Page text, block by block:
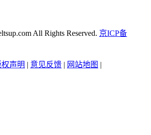
All Rights Reserved. 京ICP备
权声明 | 意见反馈 | 网站地图 |